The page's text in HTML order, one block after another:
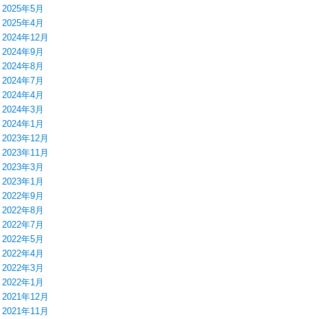
2025年5月
2025年4月
2024年12月
2024年9月
2024年8月
2024年7月
2024年4月
2024年3月
2024年1月
2023年12月
2023年11月
2023年3月
2023年1月
2022年9月
2022年8月
2022年7月
2022年5月
2022年4月
2022年3月
2022年1月
2021年12月
2021年11月